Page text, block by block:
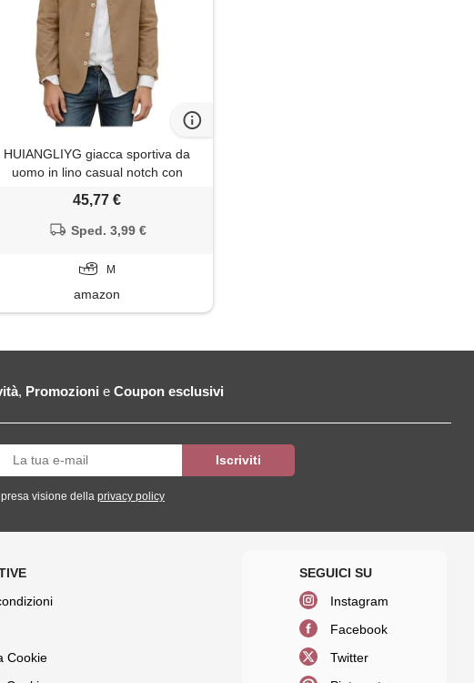
HUIANGLIYG giacca sportiva da
uomo in lino casual notch con
traspirante camicia esterna a taglio
largo con tasche per l'uso
45,77 €
Sped. 3,99 €
M
amazon
, Promozioni e Coupon esclusivi
visione della privacy policy
Cookie
Instagram
Facebook
Twitter